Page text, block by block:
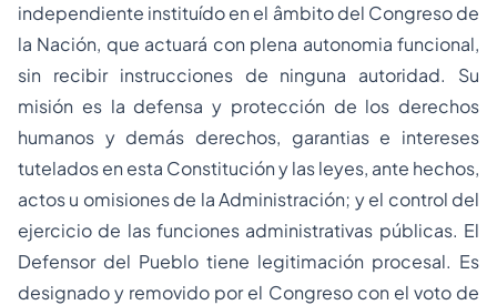
independiente instituído en el âmbito del Congreso de
la Nación, que actuará con plena autonomia funcional,
sin recibir instrucciones de ninguna autoridad. Su
misión es la defensa y protección de los derechos
humanos y demás derechos, garantias e intereses
tutelados en esta Constitución y las leyes, ante hechos,
actos u omisiones de la Administración; y el control del
ejercicio de las funciones administrativas públicas. El
Defensor del Pueblo tiene legitimación procesal. Es
designado y removido por el Congreso con el voto de